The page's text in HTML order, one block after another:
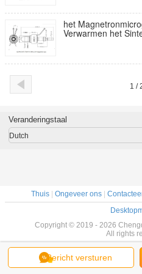
het
Verwarmen het
1 /
Bericht versturen
Veranderingstaal
Dutch
Thuis| Ongeveer ons|
Copyright © 2019 - 2026
All rights